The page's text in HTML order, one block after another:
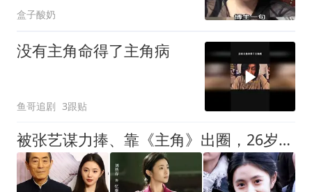
盒子酸奶
没有主角命得了主角病
鱼哥追剧 3跟贴
被张艺谋力捧、靠《主角》出圈，26岁刘浩存百花奖这天好美好仙